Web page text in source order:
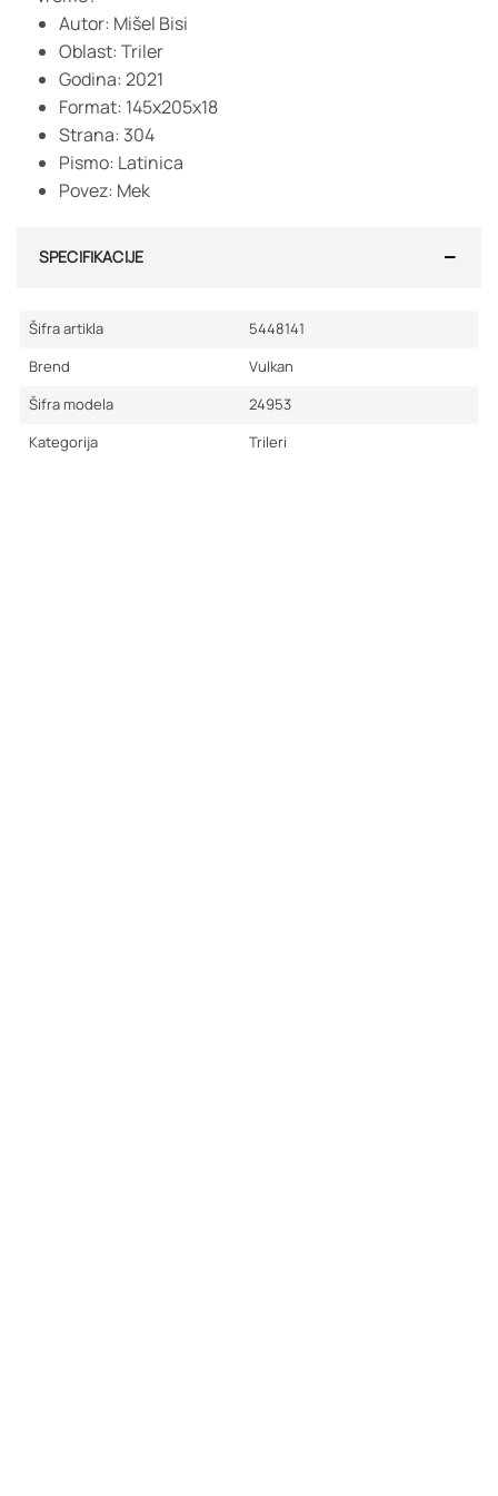
Autor: Mišel Bisi
Oblast: Triler
Godina: 2021
Format: 145x205x18
Strana: 304
Pismo: Latinica
Povez: Mek
SPECIFIKACIJE
Šifra artikla
5448141
Brend
Vulkan
Šifra modela
24953
Kategorija
Trileri